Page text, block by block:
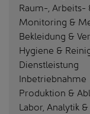
Raum-, Arbeits-
Monitoring &
Bekleidung &
Hygiene &
Dienstleistung
Inbetriebnahme
Produktion &
Labor, Analytik